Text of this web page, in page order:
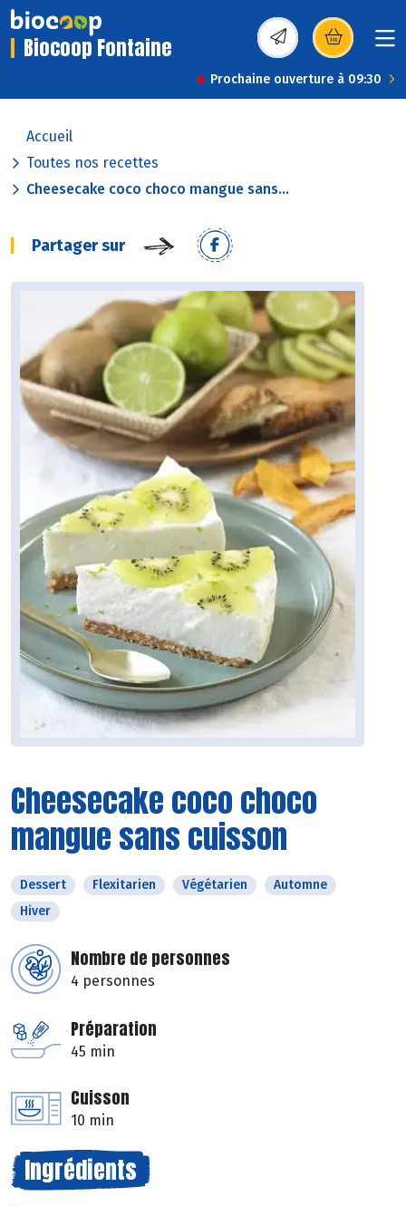
Biocoop Fontaine (s’ouvre dans une
Prochaine ouverture à 09:30
Accueil
Toutes nos recettes
Cheesecake coco choco mangue sans...
Partager sur
Cheesecake coco choco
mangue sans cuisson
Dessert Flexitarien Végétarien
Automne
Hiver
Nombre de personnes
4 personnes
Préparation
45 min
Cuisson
10 min
Ingrédients